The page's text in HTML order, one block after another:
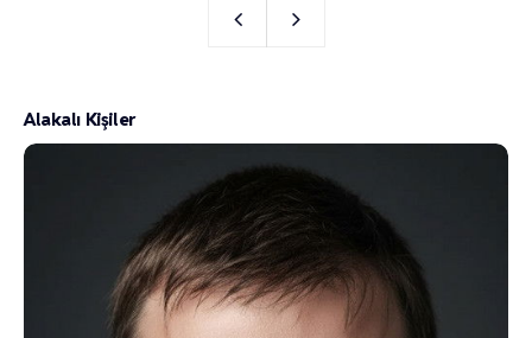
Alakalı Kişiler